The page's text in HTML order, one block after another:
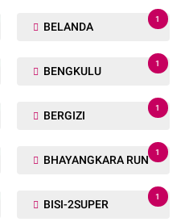
BELANDA
1
BENGKULU
1
BERGIZI
1
BHAYANGKARA RUN
1
BISI-2SUPER
1